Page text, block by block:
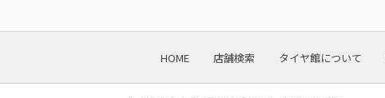
HOME 店舗検索 タイヤ館について